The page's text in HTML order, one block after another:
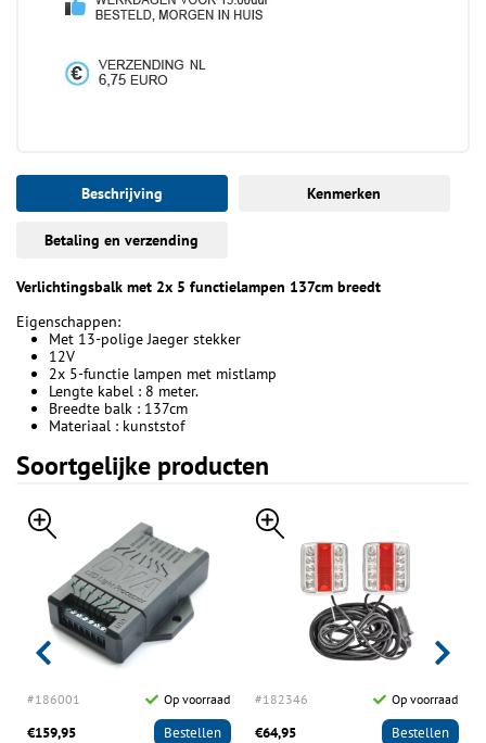
Beschrijving Kenmerken
Betaling en verzending
Verlichtingsbalk met 2x 5 functielampen 137cm breedt
Eigenschappen:
Met 13-polige Jaeger stekker
12V
2x 5-functie lampen met mistlamp
Lengte kabel : 8 meter.
Breedte balk : 137cm
Materiaal : kunststof
Soortgelijke producten
#186001 Op voorraad
€159,95 Bestellen
#182346 Op voorraad
€64,95 Bestellen